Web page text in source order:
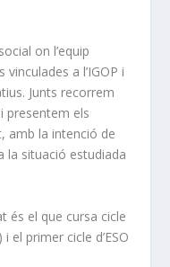
on l’equip
a l’IGOP i
Junts recorrem
presentem els
amb la intenció de
la situació estudiada
és el que cursa cicle
primer cicle d’ESO